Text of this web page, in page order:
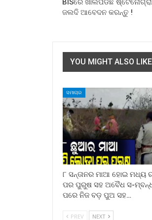
BISରେ ଖାଲିପଡିଛି
ଜଲଦି ଆବେଦନ କରନ୍ତୁ !
YOU MIGHT ALSO LIKE
ସମାଚାର
୮ ସନ୍ତାନର ମାଆ ହୋଇ ମଧ୍ୟ
ପର ପୁରୁଷ ସହ ଅବୈଧ ସ-
ପରେ ନିଜ ବଡ଼ ପୁଅ ସହ…
PREV NEXT